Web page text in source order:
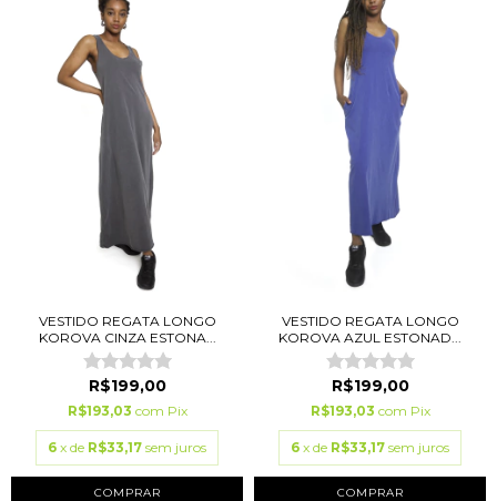
VESTIDO REGATA LONGO
KOROVA CINZA ESTONA...
R$199,00
R$193,03 com Pix
6 x de R$33,17 sem juros
COMPRAR
VESTIDO REGATA LONGO
KOROVA AZUL ESTONAD...
R$199,00
R$193,03 com Pix
6 x de R$33,17 sem juros
COMPRAR